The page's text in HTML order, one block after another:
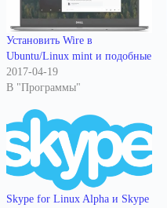
Установить Wire в
Ubuntu/Linux mint и подобные
2017-04-19
В "Программы"
Skype for Linux Alpha и Skype